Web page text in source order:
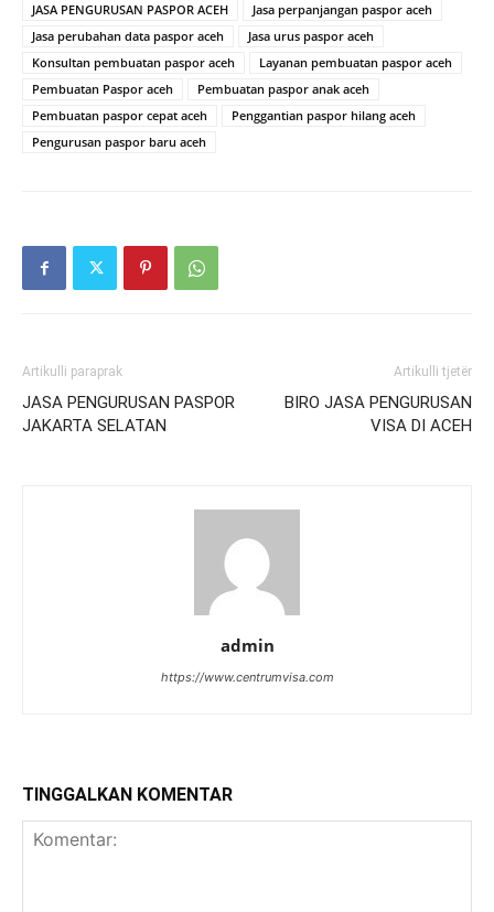
JASA PENGURUSAN PASPOR ACEH
Jasa perpanjangan paspor aceh
Jasa perubahan data paspor aceh
Jasa urus paspor aceh
Konsultan pembuatan paspor aceh
Layanan pembuatan paspor aceh
Pembuatan Paspor aceh
Pembuatan paspor anak aceh
Pembuatan paspor cepat aceh
Penggantian paspor hilang aceh
Pengurusan paspor baru aceh
Artikulli paraprak
JASA PENGURUSAN PASPOR
JAKARTA SELATAN
Artikulli tjetër
BIRO JASA PENGURUSAN
VISA DI ACEH
admin
https://www.centrumvisa.com
TINGGALKAN KOMENTAR